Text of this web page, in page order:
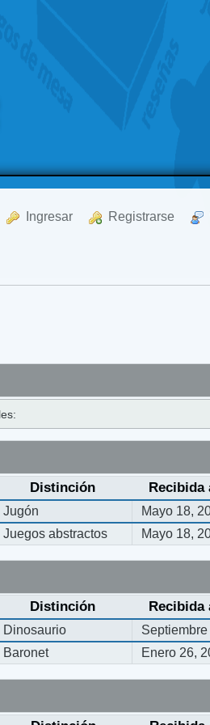
Ingresar Registrarse
Distinción Recibida
Jugón Mayo 18,
Juegos abstractos
Mayo 18,
Distinción Recibida
Dinosaurio
Baronet
Enero 26,